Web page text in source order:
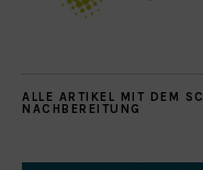
ALLE ARTIKEL MIT DEM
NACHBEREITUNG